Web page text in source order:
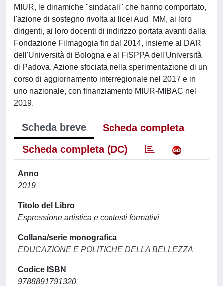
MIUR, le dinamiche "sindacali" che hanno comportato,
l'azione di sostegno rivolta ai licei Aud_MM, ai loro
dirigenti, ai loro docenti di indirizzo portata avanti dalla
Fondazione Filmagogia fin dal 2014, insieme al DAR
dell'Università di Bologna e al FiSPPA dell'Università
di Padova. Azione sfociata nella sperimentazione di un
corso di aggiornamento interregionale nel 2017 e in
uno nazionale, con finanziamento MIUR-MIBAC nel
2019.
Scheda breve
Scheda completa
Scheda completa (DC)
Anno
2019
Titolo del Libro
Espressione artistica e contesti formativi
Collana/serie monografica
EDUCAZIONE E POLITICHE DELLA BELLEZZA
Codice ISBN
9788891791320